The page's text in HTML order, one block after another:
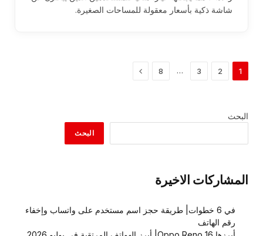
شاشة ذكية بأسعار معقولة للمساحات الصغيرة.
1
2
3
…
8 التالي
البحث
البحث
المشاركات الاخيرة
في 6 خطوات| طريقة حجز اسم مستخدم على واتساب وإخفاء
رقم الهاتف